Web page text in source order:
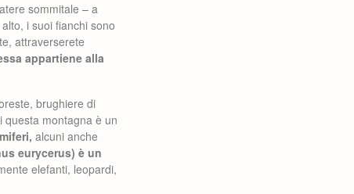
sommitale – a
i suoi fianchi sono
attraverserete
appartiene alla
brughiere di
questa montagna è un
alcuni anche
eurycerus) è un
elefanti, leopardi,